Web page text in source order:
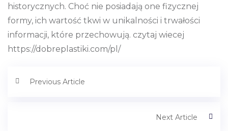
historycznych. Choć nie posiadają one fizycznej
formy, ich wartość tkwi w unikalności i trwałości
informacji, które przechowują. czytaj wiecej
https://dobreplastiki.com/pl/
Previous Article
Next Article